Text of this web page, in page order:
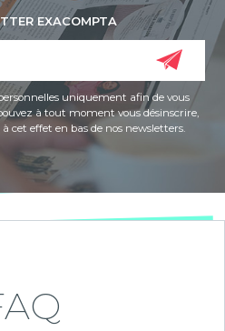
EXACOMPTA
uniquement afin de vous
à tout moment vous désinscrire,
cet effet en bas de nos newsletters.